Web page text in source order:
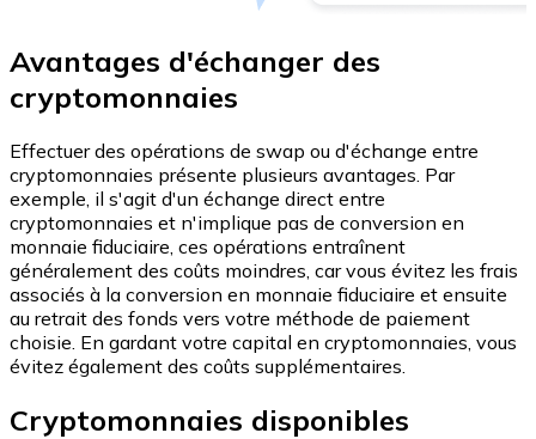
Nouveau
Aller à la boutique de cartes-cadeaux
Avantages d'échanger des
cryptomonnaies
Effectuer des opérations de swap ou d'échange entre
cryptomonnaies présente plusieurs avantages. Par
exemple, il s'agit d'un échange direct entre
cryptomonnaies et n'implique pas de conversion en
monnaie fiduciaire, ces opérations entraînent
généralement des coûts moindres, car vous évitez les frais
associés à la conversion en monnaie fiduciaire et ensuite
au retrait des fonds vers votre méthode de paiement
choisie. En gardant votre capital en cryptomonnaies, vous
évitez également des coûts supplémentaires.
Cryptomonnaies disponibles